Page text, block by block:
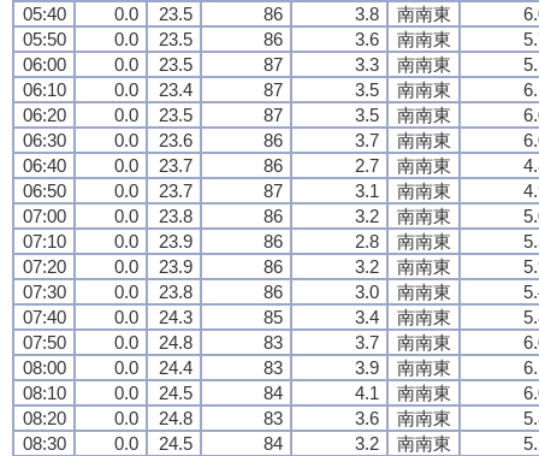
05:40
0.0 23.5 86 3.8 南南東
05:50
0.0 23.5 86 3.6 南南東
06:00
0.0 23.5 87 3.3 南南東
06:10
0.0 23.4 87 3.5 南南東
06:20
0.0 23.5 87 3.5 南南東
06:30
0.0 23.6 86 3.7 南南東
06:40
0.0 23.7 86 2.7 南南東
06:50
0.0 23.7 87 3.1 南南東
07:00
0.0 23.8 86 3.2 南南東
07:10
0.0 23.9 86 2.8 南南東
07:20
0.0 23.9 86 3.2 南南東
07:30
0.0 23.8 86 3.0 南南東
07:40
0.0 24.3 85 3.4 南南東
07:50
0.0 24.8 83 3.7 南南東
08:00
0.0 24.4 83 3.9 南南東
08:10
0.0 24.5 84 4.1 南南東
08:20
0.0 24.8 83 3.6 南南東
08:30
0.0 24.5 84 3.2 南南東